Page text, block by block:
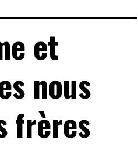
et
nous
frères